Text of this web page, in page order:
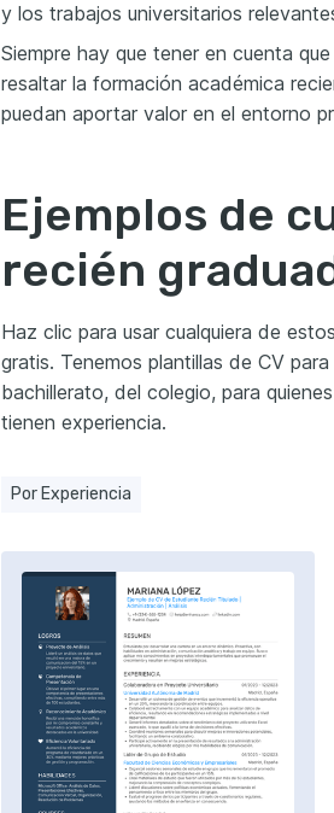
y los trabajos universitarios
Siempre hay que tener en cuenta que
resaltar la formación académica
puedan aportar valor en el entorno
Ejemplos de
recién
Haz clic para usar cualquiera de
gratis. Tenemos plantillas de CV
bachillerato, del colegio, para
tienen experiencia.
Por Experiencia